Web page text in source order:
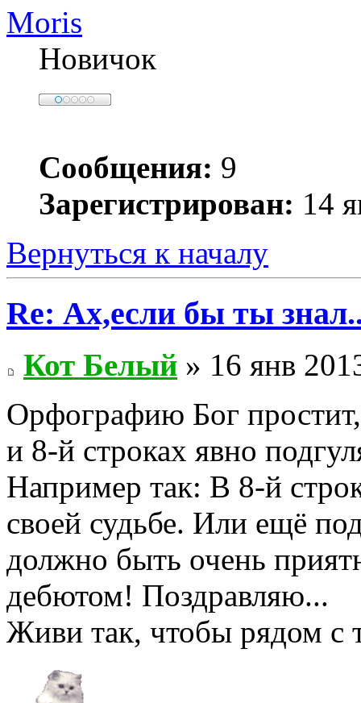
Moris
Новичок
Сообщения: 9
Зарегистрирован: 14
Вернуться к началу
Re: Ах,если бы ты
Кот Белый » 16 янв
Орфографию Бог
и 8-й строках явно
Например так: В 8-й
своей судьбе. Или ещё
должно быть очень
дебютом! Поздравляю...
Живи так, чтобы рядом с